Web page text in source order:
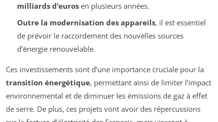
milliards d’eurosen plusieurs années.
Outre la modernisation des appareils, il est essentiel
de prévoir le raccordement des nouvelles sources
d’énergie renouvelable.
Ces investissements sont d’une importance cruciale pour la
transition énergétique, permettant ainsi de limiter l’impact
environnemental et de diminuer les émissions de gaz à effet
de serre. De plus, ces projets vont avoir des répercussions